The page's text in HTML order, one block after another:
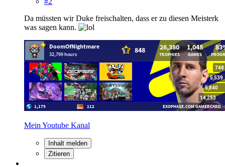
Da müssten wir Duke freischalten, dass er zu diesen Meisterk
was sagen kann.
Mein Youtube Kanal
Inhalt melden
Zitieren